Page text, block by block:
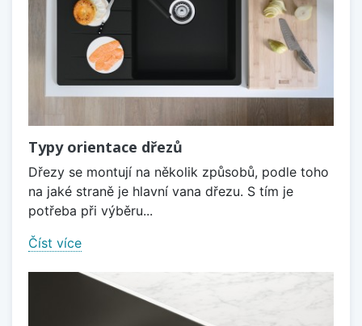
Typy orientace dřezů
Dřezy se montují na několik způsobů, podle toho
na jaké straně je hlavní vana dřezu. S tím je
potřeba při výběru...
Číst více